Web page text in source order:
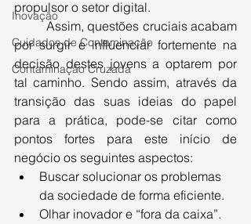
Inovação
Cuidados de Contaminação
Contaminação Cruzada
propulsor o setor digital.
Assim, questões cruciais acabam
por surgir e influenciar fortemente na
decisão destes jovens a optarem por
tal caminho. Sendo assim, através da
transição das suas ideias do papel
para a prática, pode-se citar como
pontos fortes para este início de
negócio os seguintes aspectos:
Buscar solucionar os problemas
da sociedade de forma eficiente.
Olhar inovador e “fora da caixa”.